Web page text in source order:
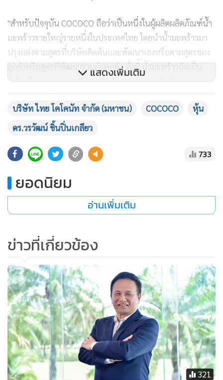
"สำหรับปัจจุบัน COCOCO ถือว่าเป็นหนึ่งในผู้ผลิตผลิตภัณฑ์น้ำ
มะพร้าวรายใหญ่รายหนึ่งในประเทศไทย โดยนำน้ำมะพร้าวมา
ปรุงแต่งตามสูตรที่บริษัทคิดค้นและพัฒนาเองหรือตามสูตรของ
ลูกค้าหรือสูตรที่พัฒนาร่วมกับลูกค้า ทั้งนี้ น้ำมะพร้าวถือเป็น
เครื่องดื่มจากธรรมชาติที่อุดมไปด้วยสารอาหารวิตามินและแร่
ธาตุที่เป็นประโยชน์ต่อร่างกายครบถ้วน ดื่มแล้วรู้สึกสดชื่นได้
ทันทีและปลอดภัย 100% อีกทั้งมะพร้าวของไทยมีชื่อเสียงเป็นที่
รู้จักไปทั่วโลก ด้วยความโดดเด่นของน้ำมะพร้าวไทย คือ ความ
โลก ซึ่งส่งผลให้รายได้จากการจำหน่ายผลิตภัณฑ์น้ำมะพร้าวของ
วัฒน์ กล่าว
แสดงเพิ่มเติม
บริษัท ไทย โคโคนัท จำกัด (มหาชน) COCOCO
หุ้น
ดร.วรวัฒน์ ชิ้นปิ่นเกลียว
733
ยอดนิยม
อ่านเพิ่มเติม
ข่าวที่เกี่ยวข้อง
321